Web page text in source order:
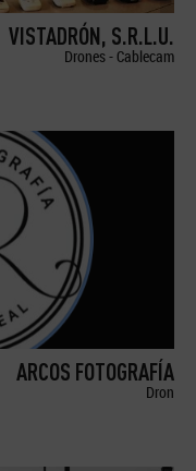
VISTADRÓN, S.R.L.U.
Drones - Cablecam
ARCOS FOTOGRAFÍA
Dron